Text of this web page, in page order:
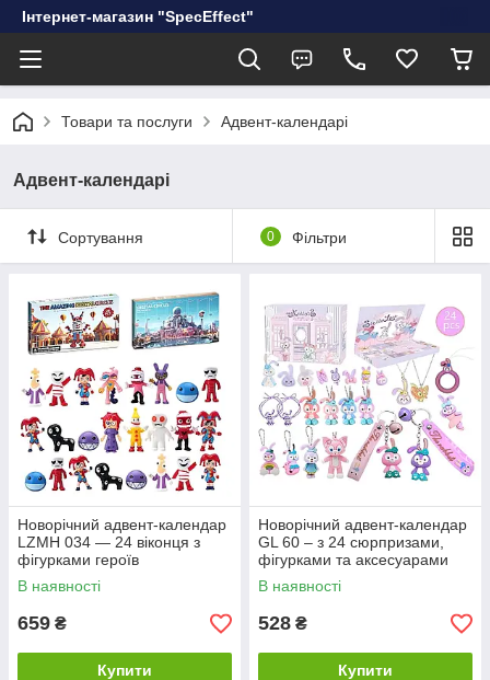
Інтернет-магазин "SpecEffect"
Товари та послуги Адвент-календарі
Адвент-календарі
Сортування 0 Фільтри
Новорічний адвент-календар
LZMH 034 — 24 віконця з
фігурками героїв
В наявності
659 ₴
Купити
Новорічний адвент-календар
GL 60 – з 24 сюрпризами,
фігурками та аксесуарами
В наявності
528 ₴
Купити